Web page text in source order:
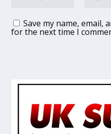
Save my name, email,
for the next time I